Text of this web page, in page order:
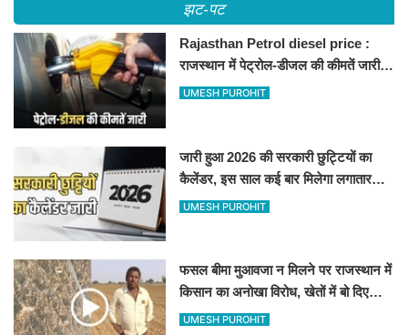
झट-पट
Rajasthan Petrol diesel price :
राजस्थान में पेट्रोल-डीजल की कीमतें जारी,
जानिए बीकानेर समेत पुरे प्रदेश में नए रेट
UMESH PUROHIT
जारी हुआ 2026 की सरकारी छुट्टियों का
कैलेंडर, इस साल कई बार मिलेगा लगातार
अवकाश, देखें
UMESH PUROHIT
फसल बीमा मुआवजा न मिलने पर राजस्थान में
किसान का अनोखा विरोध, खेतों में बो दिए
500-500 रुपए के नोट, वीडियो वायरल
UMESH PUROHIT